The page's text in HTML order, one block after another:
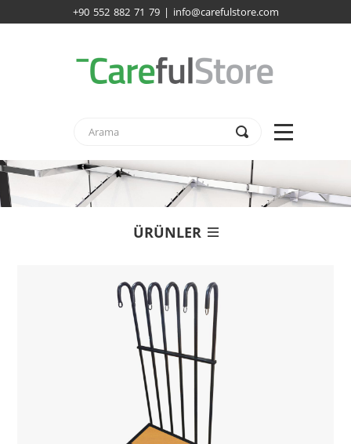
+90 552 882 71 79 | info@carefulstore.com
ÜRÜNLER